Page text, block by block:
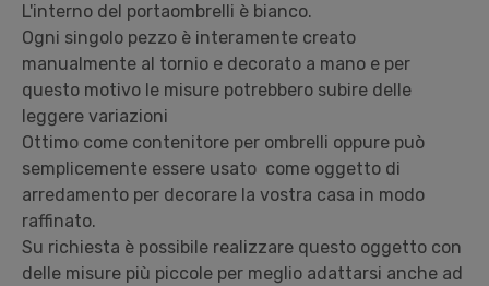
L'interno del portaombrelli è bianco.
Ogni singolo pezzo è interamente creato
manualmente al tornio e decorato a mano e per
questo motivo le misure potrebbero subire delle
leggere variazioni
Ottimo come contenitore per ombrelli oppure può
semplicemente essere usato come oggetto di
arredamento per decorare la vostra casa in modo
raffinato.
Su richiesta è possibile realizzare questo oggetto con
delle misure più piccole per meglio adattarsi anche ad